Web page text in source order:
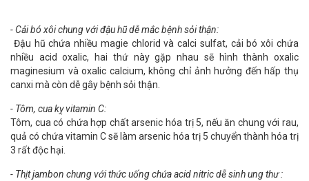
- Cải bó xôi chung với đậu hũ dễ mắc bệnh sỏi thận:
Đậu hũ chứa nhiều magie chlorid và calci sulfat, cải bó xôi chứa
nhiều acid oxalic, hai thứ này gặp nhau sẽ hình thành oxalic
maginesium và oxalic calcium, không chỉ ảnh hưởng đến hấp thụ
canxi mà còn dễ gây bệnh sỏi thận.
- Tôm, cua kỵ vitamin C:
Tôm, cua có chứa hợp chất arsenic hóa trị 5, nếu ăn chung với rau,
quả có chứa vitamin C sẽ làm arsenic hóa trị 5 chuyển thành hóa trị
3 rất độc hại.
- Thịt jambon chung với thức uống chứa acid nitric dễ sinh ung thư :